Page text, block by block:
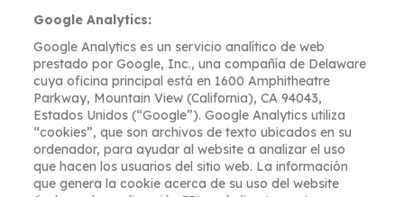
Google Analytics:
Google Analytics es un servicio analítico de web
prestado por Google, Inc., una compañía de Delaware
cuya oficina principal está en 1600 Amphitheatre
Parkway, Mountain View (California), CA 94043,
Estados Unidos (“Google”). Google Analytics utiliza
“cookies”, que son archivos de texto ubicados en su
ordenador, para ayudar al website a analizar el uso
que hacen los usuarios del sitio web. La información
que genera la cookie acerca de su uso del website